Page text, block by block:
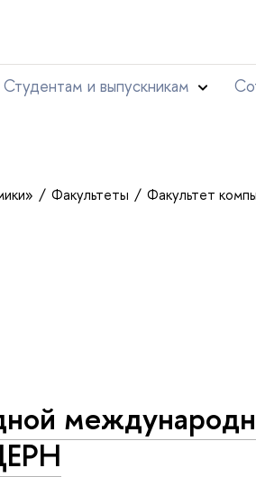
Студентам и выпускникам
Факультеты Факультет